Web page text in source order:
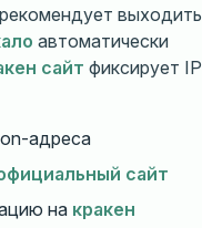
рекомендует выходить
автоматически
сайт фиксирует IP
адреса
сайт
на кракен